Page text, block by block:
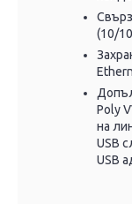
(10/
Poly
на
USB
USB